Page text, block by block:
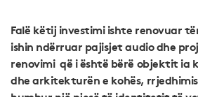
Falë këtij investimi ishte renovuar
ishin ndërruar pajisjet audio dhe
renovimi që i është bërë objektit ia
dhe arkitekturën e kohës,